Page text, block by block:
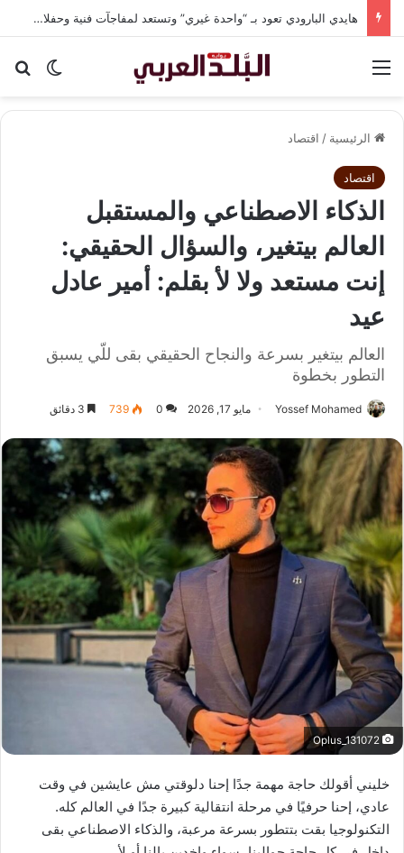
هايدي البارودي تعود بـ “واحدة غيري” وتستعد لمفاجآت فنية وحفلات بالساحل الشمالي
الوضع
الرئيسية / اقتصاد
اقتصاد
الذكاء الاصطناعي والمستقبل
العالم بيتغير، والسؤال الحقيقي:
إنت مستعد ولا لأ بقلم: أمير عادل
عيد
العالم بيتغير بسرعة والنجاح الحقيقي بقى للّي يسبق
التطور بخطوة
Yossef Mohamed مايو 17, 2026 0
739
خليني أقولك حاجة مهمة جدًا إحنا دلوقتي مش عايشين في وقت
عادي، إحنا حرفيًا في مرحلة انتقالية كبيرة جدًا في العالم كله.
التكنولوجيا بقت بتتطور بسرعة مرعبة، والذكاء الاصطناعي بقى